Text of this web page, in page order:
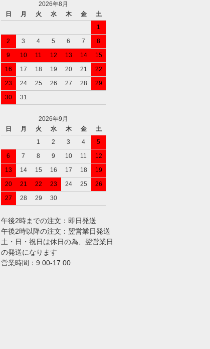
2026年8月
日
月 火 水 木 金
土
1
2
3 4 5 6 7
8
9
10 11 12 13 14
15
16
17 18 19 20 21
22
23
24 25 26 27 28
29
30
31
2026年9月
日
月 火 水 木 金
土
1
2 3 4
5
6
7 8 9 10 11
12
13
14 15 16 17 18
19
20
21 22 23 24 25
26
27
28 29 30
午後2時までの注文：即日発送
午後2時以降の注文：翌営業日発送
土・日・祝日は休日の為、翌営業日
の発送になります
営業時間：9:00-17:00